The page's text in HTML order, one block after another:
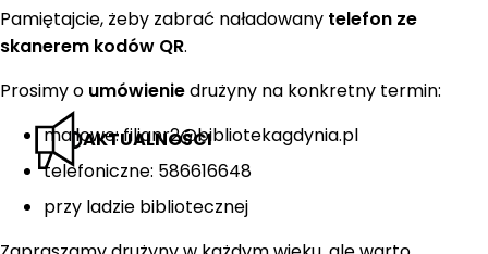
AKTUALNOŚCI
Pamiętajcie, żeby zabrać naładowany telefon ze
skanerem kodów QR.
Prosimy o umówieniedrużyny na konkretny termin:
mailowe: filianr2@bibliotekagdynia.pl
telefoniczne: 586616648
przy ladzie bibliotecznej